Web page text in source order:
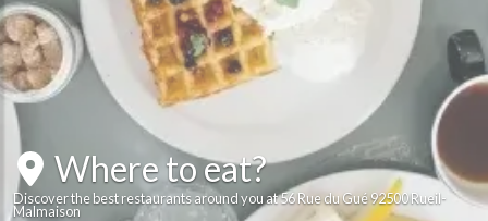
Where to eat?
Discover the best restaurants around you at 56 Rue du Gué 92500 Rueil-
Malmaison